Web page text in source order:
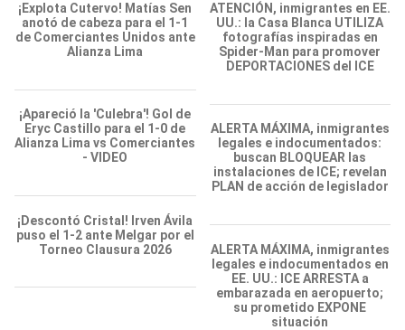
¡Explota Cutervo! Matías Sen
anotó de cabeza para el 1-1
de Comerciantes Unidos ante
Alianza Lima
¡Apareció la 'Culebra'! Gol de
Eryc Castillo para el 1-0 de
Alianza Lima vs Comerciantes
- VIDEO
¡Descontó Cristal! Irven Ávila
puso el 1-2 ante Melgar por el
Torneo Clausura 2026
ATENCIÓN, inmigrantes en EE.
UU.: la Casa Blanca UTILIZA
fotografías inspiradas en
Spider-Man para promover
DEPORTACIONES del ICE
ALERTA MÁXIMA, inmigrantes
legales e indocumentados:
buscan BLOQUEAR las
instalaciones de ICE; revelan
PLAN de acción de legislador
ALERTA MÁXIMA, inmigrantes
legales e indocumentados en
EE. UU.: ICE ARRESTA a
embarazada en aeropuerto;
su prometido EXPONE
situación